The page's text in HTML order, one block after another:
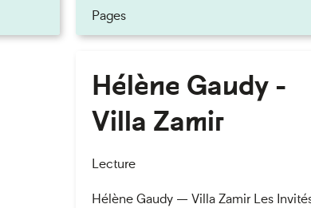
Pages
Hélène Gaudy -
Villa Zamir
Lecture
Hélène Gaudy — Villa Zamir Les